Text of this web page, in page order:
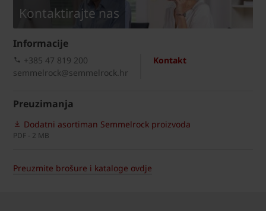
Kontaktirajte nas
Informacije
Kontakt
+385 47 819 200​
semmelrock@semmelrock.hr
Preuzimanja
Dodatni asortiman Semmelrock proizvoda
PDF - 2 MB
Preuzmite brošure i kataloge ovdje